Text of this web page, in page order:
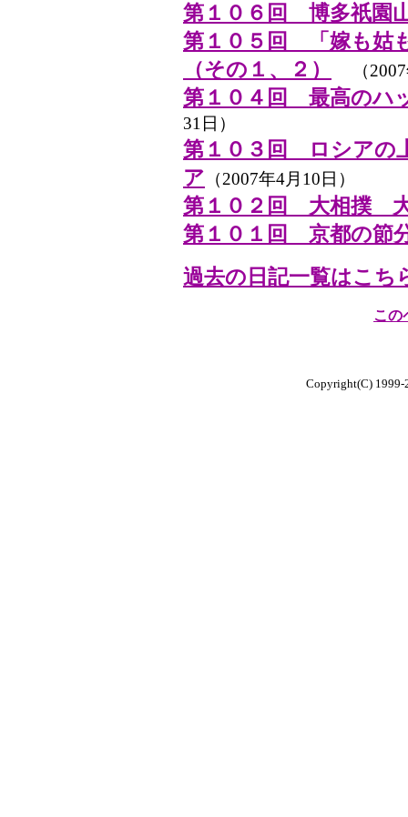
第１０６回 博多祇園
第１０５回 「嫁も姑
（その１、２）
（
第１０４回 最高のハ
31日）
第１０３回 ロシアの
ア （2007年4月10日）
第１０２回 大相撲
第１０１回 京都の節
過去の日記一覧はこち
この
Copyright(C) 1999-